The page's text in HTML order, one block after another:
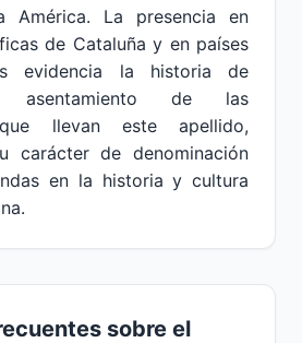
América. La presencia en
de Cataluña y en países
evidencia la historia de
asentamiento de las
llevan este apellido,
carácter de denominación
en la historia y cultura
sobre el